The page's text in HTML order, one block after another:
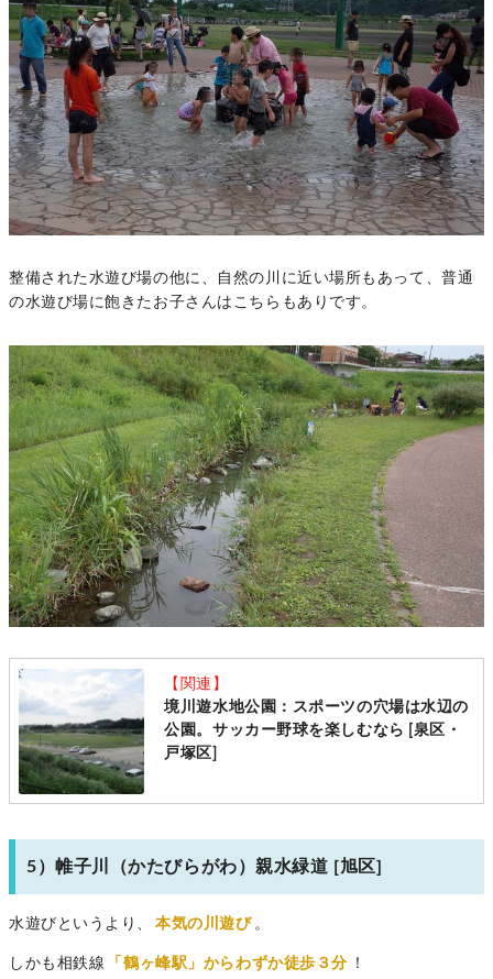
整備された水遊び場の他に、自然の川に近い場所もあって、普通
の水遊び場に飽きたお子さんはこちらもありです。
【関連】
境川遊水地公園：スポーツの穴場は水辺の
公園。サッカー野球を楽しむなら [泉区・
戸塚区]
5）帷子川（かたびらがわ）親水緑道 [旭区]
水遊びというより、 本気の川遊び 。
しかも相鉄線 「鶴ヶ峰駅」からわずか徒歩３分 ！